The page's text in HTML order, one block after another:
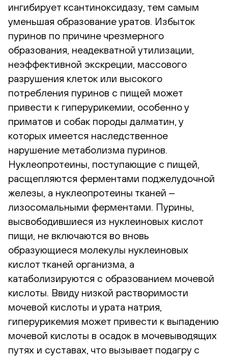
ингибирует ксантиноксидазу, тем самым
уменьшая образование уратов. Избыток
пуринов по причине чрезмерного
образования, неадекватной утилизации,
неэффективной экскреции, массового
разрушения клеток или высокого
потребления пуринов с пищей может
привести к гиперурикемии, особенно у
приматов и собак породы далматин, у
которых имеется наследственное
нарушение метаболизма пуринов.
Нуклеопротеины, поступающие с пищей,
расщепляются ферментами поджелудочной
железы, а нуклеопротеины тканей ‒
лизосомальными ферментами. Пурины,
высвободившиеся из нуклеиновых кислот
пищи, не включаются во вновь
образующиеся молекулы нуклеиновых
кислот тканей организма, а
катаболизируются с образованием мочевой
кислоты. Ввиду низкой растворимости
мочевой кислоты и урата натрия,
гиперурикемия может привести к выпадению
мочевой кислоты в осадок в мочевыводящих
путях и суставах, что вызывает подагру с